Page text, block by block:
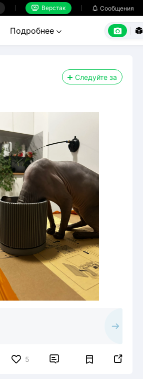
 Верстак  Сообщения
Подробнее   
Следуйте за
5  